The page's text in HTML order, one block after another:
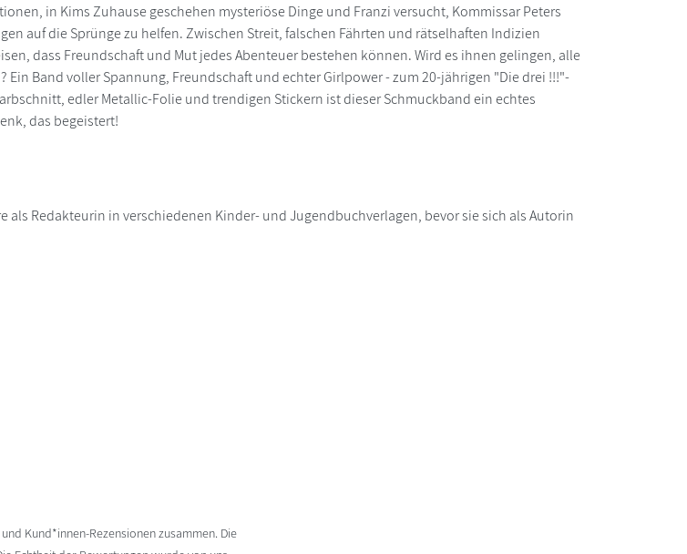
in Kims Zuhause geschehen mysteriöse Dinge und Franzi versucht, Kommissar Peters
auf die Sprünge zu helfen. Zwischen Streit, falschen Fährten und rätselhaften Indizien
dass Freundschaft und Mut jedes Abenteuer bestehen können. Wird es ihnen gelingen, alle
Ein Band voller Spannung, Freundschaft und echter Girlpower - zum 20-jährigen "Die drei !!!"-
edler Metallic-Folie und trendigen Stickern ist dieser Schmuckband ein echtes
das begeistert!
als Redakteurin in verschiedenen Kinder- und Jugendbuchverlagen, bevor sie sich als Autorin
Kund*innen-Rezensionen zusammen. Die